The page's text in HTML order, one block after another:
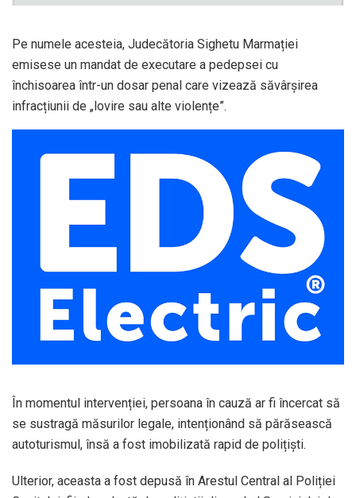
Pe numele acesteia, Judecătoria Sighetu Marmației
emisese un mandat de executare a pedepsei cu
închisoarea într-un dosar penal care vizează săvârșirea
infracțiunii de „lovire sau alte violențe”.
În momentul intervenției, persoana în cauză ar fi încercat să
se sustragă măsurilor legale, intenționând să părăsească
autoturismul, însă a fost imobilizată rapid de polițiști.
Ulterior, aceasta a fost depusă în Arestul Central al Poliției